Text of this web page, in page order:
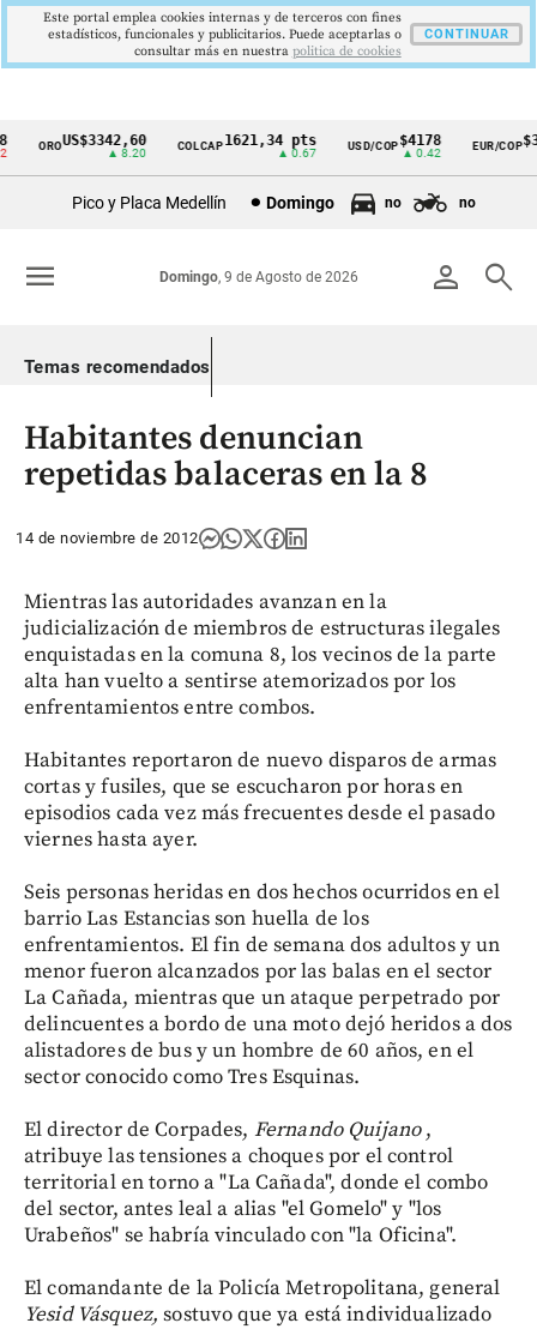
Cintillo
Colombia
OROUS$3342,60
▲ 8.20
COLCAP1621,34 pts
▲ 0.67
USD/COP$4178
▲ 0.42
EUR/COP
Pico y Placa Medellín Domingo no no
person search
Domingo, 9 de Agosto de 2026
menu
Temas recomendados
Habitantes denuncian
repetidas balaceras en la 8
14 de noviembre de 2012
Mientras las autoridades avanzan en la
judicialización de miembros de estructuras ilegales
enquistadas en la comuna 8, los vecinos de la parte
alta han vuelto a sentirse atemorizados por los
enfrentamientos entre combos.
Habitantes reportaron de nuevo disparos de armas
cortas y fusiles, que se escucharon por horas en
episodios cada vez más frecuentes desde el pasado
viernes hasta ayer.
Seis personas heridas en dos hechos ocurridos en el
barrio Las Estancias son huella de los
enfrentamientos. El fin de semana dos adultos y un
menor fueron alcanzados por las balas en el sector
La Cañada, mientras que un ataque perpetrado por
delincuentes a bordo de una moto dejó heridos a dos
alistadores de bus y un hombre de 60 años, en el
sector conocido como Tres Esquinas.
El director de Corpades, Fernando Quijano,
atribuye las tensiones a choques por el control
territorial en torno a "La Cañada", donde el combo
del sector, antes leal a alias "el Gomelo" y "los
Urabeños" se habría vinculado con "la Oficina".
El comandante de la Policía Metropolitana, general
Yesid Vásquez,sostuvo que ya está individualizado
Este portal emplea cookies internas y de terceros con fines
estadísticos, funcionales y publicitarios. Puede aceptarlas o
consultar más en nuestra politica de cookies
CONTINUAR